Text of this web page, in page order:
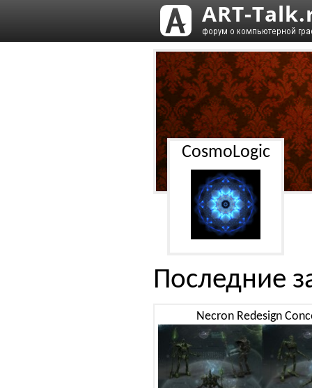
CosmoLogic
Последние
Necron Redesign